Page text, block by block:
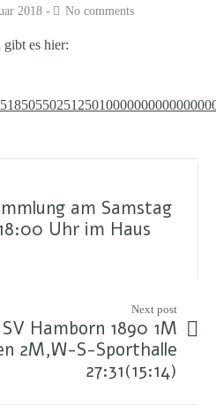
2018 No comments
gibt es hier:
am Samstag
Uhr im Haus
Next post
Hamborn 1890 1M
2M,W-S-Sporthalle
27:31(15:14)